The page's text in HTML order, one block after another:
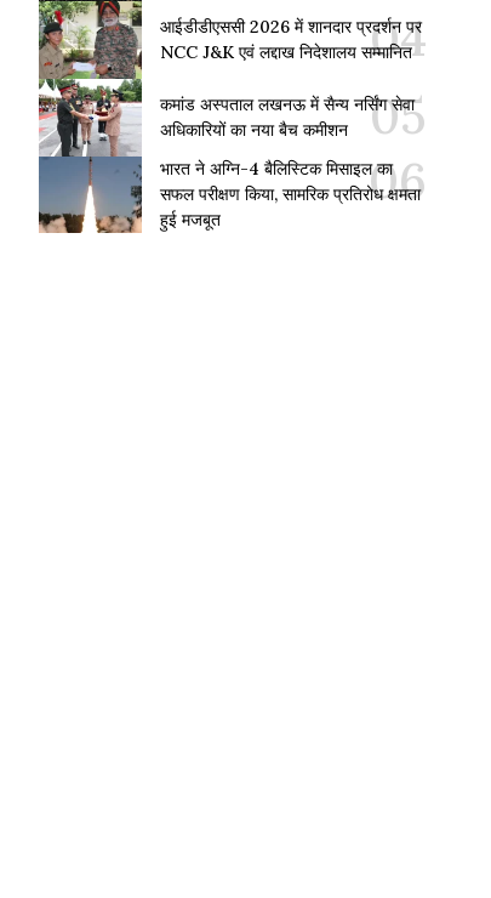
आईडीडीएससी 2026 में शानदार प्रदर्शन पर
NCC J&K एवं लद्दाख निदेशालय सम्मानित
कमांड अस्पताल लखनऊ में सैन्य नर्सिंग सेवा
अधिकारियों का नया बैच कमीशन
भारत ने अग्नि-4 बैलिस्टिक मिसाइल का
सफल परीक्षण किया, सामरिक प्रतिरोध क्षमता
हुई मजबूत